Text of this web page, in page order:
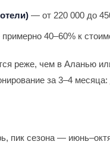
— от 220 000 до
40–60% к
реже, чем в Аланью
за 3–4
пик сезона —